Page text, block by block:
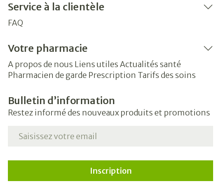
Service à la clientèle
FAQ
Votre pharmacie
A propos de nous Liens utiles Actualités santé
Pharmacien de garde Prescription Tarifs des soins
Bulletin d’information
Restez informé des nouveaux produits et promotions
Adresse mail
Inscription